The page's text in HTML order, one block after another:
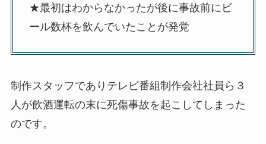
★最初はわからなかったが後に事故前にビ
ール数杯を飲んでいたことが発覚
制作スタッフでありテレビ番組制作会社社員ら３
人が飲酒運転の末に死傷事故を起こしてしまった
のです。